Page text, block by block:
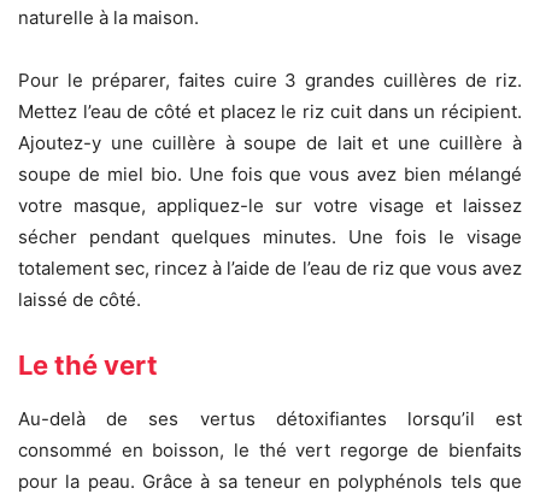
naturelle à la maison.
Pour le préparer, faites cuire 3 grandes cuillères de riz.
Mettez l’eau de côté et placez le riz cuit dans un récipient.
Ajoutez-y une cuillère à soupe de lait et une cuillère à
soupe de miel bio. Une fois que vous avez bien mélangé
votre masque, appliquez-le sur votre visage et laissez
sécher pendant quelques minutes. Une fois le visage
totalement sec, rincez à l’aide de l’eau de riz que vous avez
laissé de côté.
Le thé vert
Au-delà de ses vertus détoxifiantes lorsqu’il est
consommé en boisson, le thé vert regorge de bienfaits
pour la peau. Grâce à sa teneur en polyphénols tels que